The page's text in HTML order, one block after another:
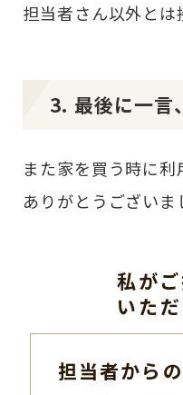
担当者さん以外とは
3. 最後に一言
また家を買う時に利
ありがとうございま
私が
いた
担当者から